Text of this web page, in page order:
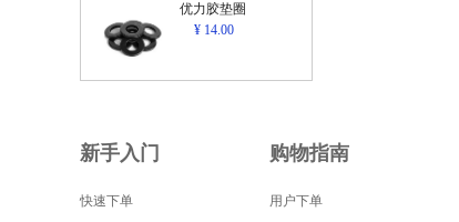
优力胶垫圈
¥ 14.00
新手入门
快速下单
购物指南
用户下单